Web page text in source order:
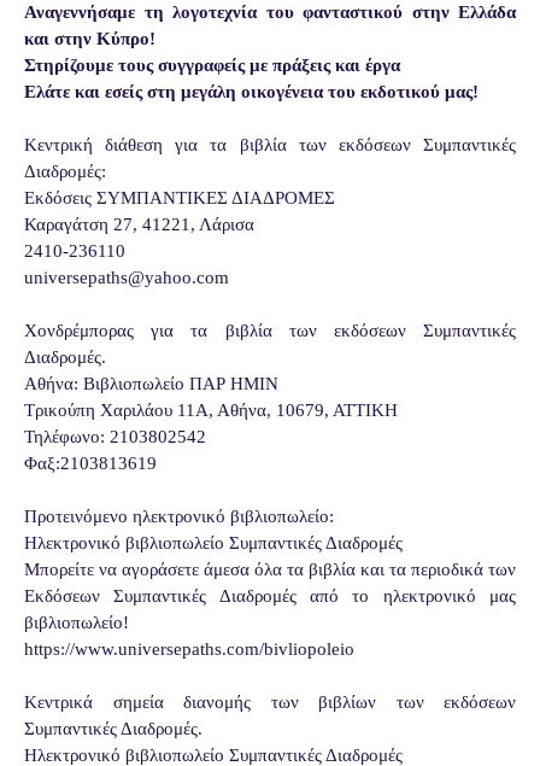
Αναγεννήσαμε τη λογοτεχνία του φανταστικού στην Ελλάδα
και στην Κύπρο!
Στηρίζουμε τους συγγραφείς με πράξεις και έργα
Ελάτε και εσείς στη μεγάλη οικογένεια του εκδοτικού μας!
Κεντρική διάθεση για τα βιβλία των εκδόσεων Συμπαντικές
Διαδρομές:
Εκδόσεις ΣΥΜΠΑΝΤΙΚΕΣ ΔΙΑΔΡΟΜΕΣ
Καραγάτση 27, 41221, Λάρισα
2410-236110
universepaths@yahoo.com
Xονδρέμπορας για τα βιβλία των εκδόσεων Συμπαντικές
Διαδρομές.
Αθήνα: Βιβλιοπωλείο ΠΑΡ ΗΜΙΝ
Τρικούπη Χαριλάου 11Α, Αθήνα, 10679, ΑΤΤΙΚΗ
Τηλέφωνο: 2103802542
Φαξ:2103813619
Προτεινόμενο ηλεκτρονικό βιβλιοπωλείο:
Ηλεκτρονικό βιβλιοπωλείο Συμπαντικές Διαδρομές
Μπορείτε να αγοράσετε άμεσα όλα τα βιβλία και τα περιοδικά των
Εκδόσεων Συμπαντικές Διαδρομές από το ηλεκτρονικό μας
βιβλιοπωλείο!
https://www.universepaths.com/bivliopoleio
Κεντρικά σημεία διανομής των βιβλίων των εκδόσεων
Συμπαντικές Διαδρομές.
Ηλεκτρονικό βιβλιοπωλείο Συμπαντικές Διαδρομές